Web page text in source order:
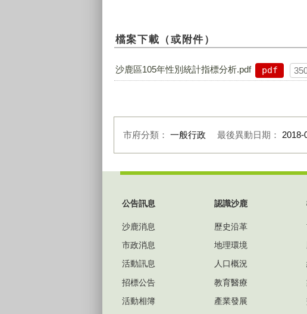
檔案下載（或附件）
沙鹿區105年性別統計指標分析.pdf pdf
市府分類： 一般行政 最後異動日期： 2018-
公告訊息
沙鹿消息
市政消息
活動訊息
招標公告
活動相簿
認識沙鹿
歷史沿革
地理環境
人口概況
教育醫療
產業發展